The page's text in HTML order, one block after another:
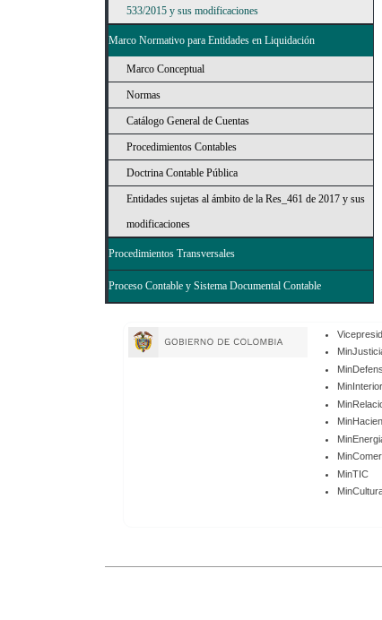
533/2015 y sus modificaciones
Marco Normativo para Entidades en Liquidación
Marco Conceptual
Normas
Catálogo General de Cuentas
Procedimientos Contables
Doctrina Contable Pública
Entidades sujetas al ámbito de la Res_461 de 2017 y sus
modificaciones
Procedimientos Transversales
Proceso Contable y Sistema Documental Contable
MinInterior
MinTIC